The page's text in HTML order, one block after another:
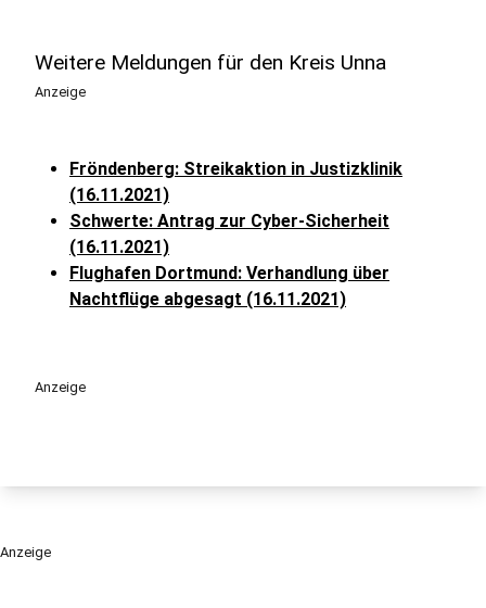
Weitere Meldungen für den Kreis Unna
Anzeige
Fröndenberg: Streikaktion in Justizklinik
(16.11.2021)
Schwerte: Antrag zur Cyber-Sicherheit
(16.11.2021)
Flughafen Dortmund: Verhandlung über
Nachtflüge abgesagt (16.11.2021)
Anzeige
Anzeige